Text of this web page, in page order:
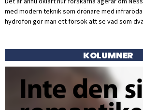
med modern teknik som drönare med
hydrofon gör man ett försök att se vad som
KOLUMNER